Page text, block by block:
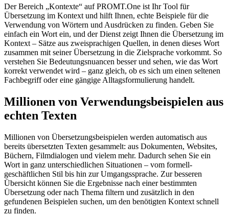
Der Bereich „Kontexte“ auf PROMT.One ist Ihr Tool für
Übersetzung im Kontext und hilft Ihnen, echte Beispiele für die
Verwendung von Wörtern und Ausdrücken zu finden. Geben Sie
einfach ein Wort ein, und der Dienst zeigt Ihnen die Übersetzung im
Kontext – Sätze aus zweisprachigen Quellen, in denen dieses Wort
zusammen mit seiner Übersetzung in die Zielsprache vorkommt. So
verstehen Sie Bedeutungsnuancen besser und sehen, wie das Wort
korrekt verwendet wird – ganz gleich, ob es sich um einen seltenen
Fachbegriff oder eine gängige Alltagsformulierung handelt.
Millionen von Verwendungsbeispielen aus
echten Texten
Millionen von Übersetzungsbeispielen werden automatisch aus
bereits übersetzten Texten gesammelt: aus Dokumenten, Websites,
Büchern, Filmdialogen und vielem mehr. Dadurch sehen Sie ein
Wort in ganz unterschiedlichen Situationen – vom formell-
geschäftlichen Stil bis hin zur Umgangssprache. Zur besseren
Übersicht können Sie die Ergebnisse nach einer bestimmten
Übersetzung oder nach Thema filtern und zusätzlich in den
gefundenen Beispielen suchen, um den benötigten Kontext schnell
zu finden.